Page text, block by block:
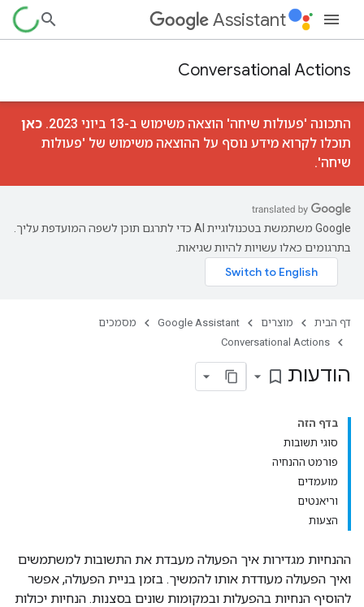
Assistant
Conversational Actions
התכונה 'פעולות שיחה' הוצאה משימוש ב-13 ביוני 2023.
כאן
תוכלו לקרוא מידע נוסף על ההוצאה משימוש של 'פעולות
שיחה'.
‫Google משתמשת בטכנולוגיית AI כדי לתרגם תוכן לשפה המועדפת עליך.
בתרגומים כאלו עשויות להיות שגיאות.
דף הבית מוצרים Google Assistant
מסמכים
Conversational Actions
הודעות bookmark_border
בדף הזה
סוגי תשובות
פורמט ההנחיה
מועמדים
וריאנטים
הצעות
ההנחיות מגדירות איך הפעולה מעבדת את התשובות למשתמשים
ואיך הפעולה מעודדת אותו להמשיך. בזמן בניית הפעולה, אפשר
להוסיף הנחיות בהפעלות ובמקומות שונים בסצנות. הנחיות יכולות